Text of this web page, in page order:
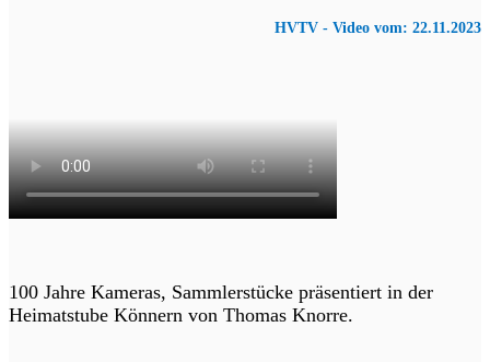
HVTV - Video vom: 22.11.2023
100 Jahre Kameras, Sammlerstücke präsentiert in der
Heimatstube Könnern von Thomas Knorre.